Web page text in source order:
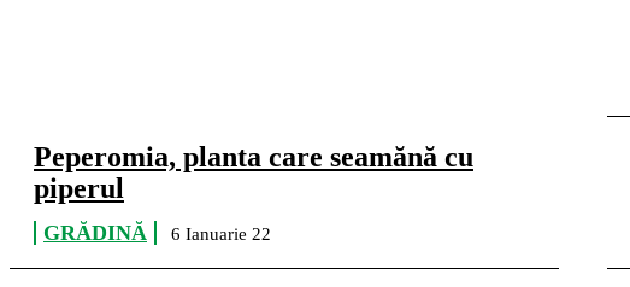
Peperomia, planta care seamănă cu
piperul
GRĂDINĂ 6 Ianuarie 22